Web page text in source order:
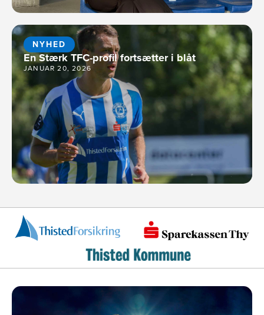
NYHED
En Stærk TFC-profil fortsætter i blåt
JANUAR 20, 2026